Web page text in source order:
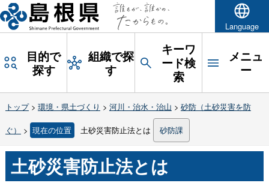
Language
目的で
探す
組織で探
す
キーワ
ード検
索
メニュ
ー
トップ> 環境・県土づくり > 河川・治水・治山 > 砂防（土砂災害を防
ぐ） > 現在の位置 土砂災害防止法とは 砂防課
土砂災害防止法とは